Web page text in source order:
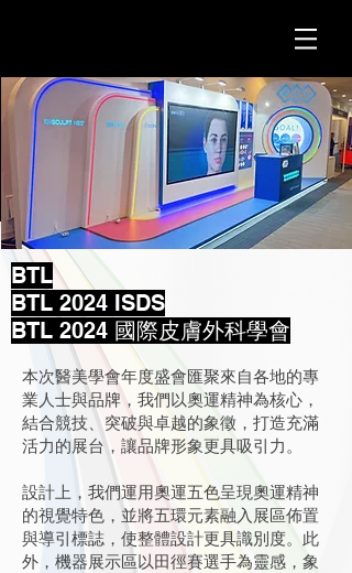
BTL
BTL 2024 ISDS
BTL 2024 國際皮膚外科學會
本次醫美學會年度盛會匯聚來自各地的專
業人士與品牌，我們以奧運精神為核心，
結合競技、突破與卓越的象徵，打造充滿
活力的展台，讓品牌形象更具吸引力。
設計上，我們運用奧運五色呈現奧運精神
的視覺特色，並將五環元素融入展區佈置
與導引標誌，使整體設計更具識別度。此
外，機器展示區以田徑賽選手為靈感，象